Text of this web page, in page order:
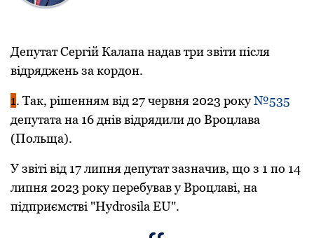
Депутат Сергій Калапа надав три звіти після
відряджень за кордон.
1. Так, рішенням від 27 червня 2023 року№535
депутата на 16 днів відрядили до Вроцлава
(Польща).
У звіті від 17 липня депутат зазначив, що з 1 по 14
липня 2023 року перебував у Вроцлаві, на
підприємстві "Hydrosila EU".